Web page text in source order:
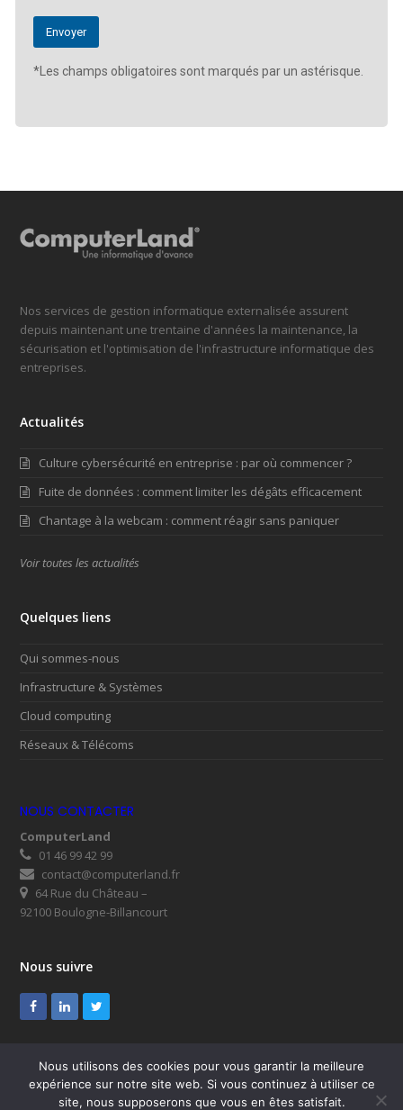
*Les champs obligatoires sont marqués par un astérisque.
Nos services de gestion informatique externalisée assurent
depuis maintenant une trentaine d'années la maintenance, la
sécurisation et l'optimisation de l'infrastructure informatique des
entreprises.
Actualités
Culture cybersécurité en entreprise : par où commencer ?
Fuite de données : comment limiter les dégâts efficacement
Chantage à la webcam : comment réagir sans paniquer
Voir toutes les actualités
Quelques liens
Qui sommes-nous
Infrastructure & Systèmes
Cloud computing
Réseaux & Télécoms
NOUS CONTACTER
ComputerLand
01 46 99 42 99
contact@computerland.fr
64 Rue du Château –
92100 Boulogne-Billancourt
Nous suivre
Facebook
LinkedInTwitter
© ComputerLand 2026
Nous utilisons des cookies pour vous garantir la meilleure
expérience sur notre site web. Si vous continuez à utiliser ce
site, nous supposerons que vous en êtes satisfait.